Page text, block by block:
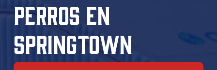
PERROS EN
SPRINGTOWN